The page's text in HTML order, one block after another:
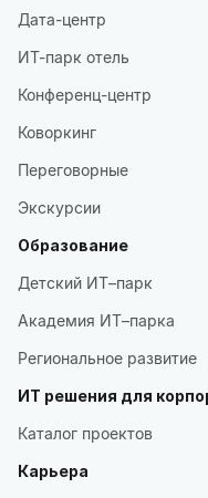
Дата-центр
ИТ-парк отель
Конференц-центр
Коворкинг
Переговорные
Экскурсии
Образование
Детский ИТ–парк
Академия ИТ–парка
Региональное развитие
ИТ решения для
Каталог проектов
Карьера